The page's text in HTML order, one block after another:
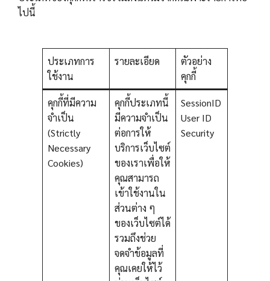
ไปนี้
ประเภทการ
ใช้งาน
รายละเอียด
ตัวอย่าง
คุกกี้
คุกกี้ที่มีความ
จำเป็น
(Strictly
Necessary
Cookies)
คุกกี้ประเภทนี้
มีความจำเป็น
ต่อการให้
บริการเว็บไซต์
ของเราเพื่อให้
คุณสามารถ
เข้าใช้งานใน
ส่วนต่าง ๆ
ของเว็บไซต์ได้
รวมถึงช่วย
จดจำข้อมูลที่
คุณเคยให้ไว้
SessionID
User ID
Security